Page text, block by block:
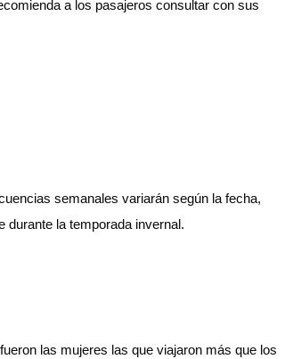
a los pasajeros consultar con sus
semanales variarán según la fecha,
la temporada invernal.
las mujeres las que viajaron más que los